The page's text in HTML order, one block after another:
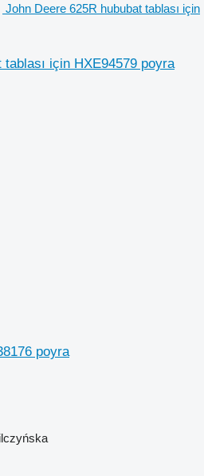
John Deere 625R hububat tablası için
için HXE94579 poyra
poyra